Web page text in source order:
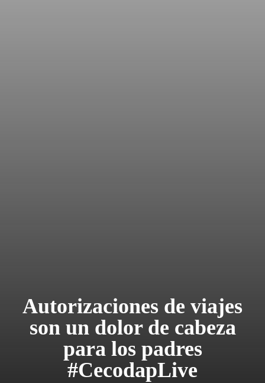
Autorizaciones de viajes
son un dolor de cabeza
para los padres
#CecodapLive